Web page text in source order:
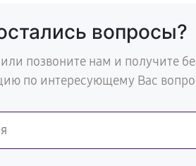
вопросы?
позвоните нам и получите
по интересующему Вас